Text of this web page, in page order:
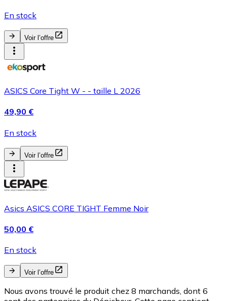
En stock
Voir l’offre
ASICS Core Tight W - - taille L 2026
49,90 €
En stock
Voir l’offre
Asics ASICS CORE TIGHT Femme Noir
50,00 €
En stock
Voir l’offre
Nous avons trouvé le produit chez 8 marchands, dont 6